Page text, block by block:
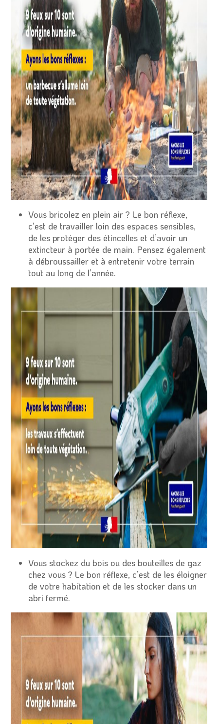
Vous bricolez en plein air ? Le bon réflexe,
c’est de travailler loin des espaces sensibles,
de les protéger des étincelles et d’avoir un
extincteur à portée de main. Pensez également
à débroussailler et à entretenir votre terrain
tout au long de l’année.
Vous stockez du bois ou des bouteilles de gaz
chez vous ? Le bon réflexe, c’est de les éloigner
de votre habitation et de les stocker dans un
abri fermé.